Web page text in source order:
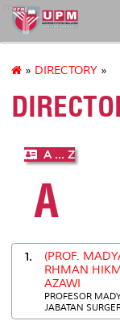
medic
» DIRECTORY »
A ... Z
A
1.
(PROF.
RHMAN
AZAWI
PROFESOR
JABATAN